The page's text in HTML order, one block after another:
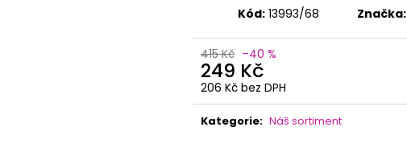
Kód: 13993/68 Značka:
415 Kč –40 %
249 Kč
206 Kč bez DPH
Měrná
cena:
Kategorie: Náš sortiment